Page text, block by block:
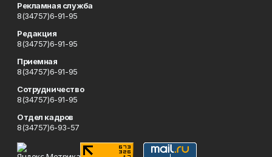
Рекламная служба
8(34757)6-91-95
Редакция
8(34757)6-91-95
Приемная
8(34757)6-91-95
Сотрудничество
8(34757)6-91-95
Отдел кадров
8(34757)6-93-57